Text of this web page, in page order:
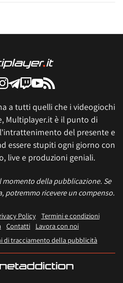
a tutti quelli che i videogiochi
Multiplayer.it è il punto di
del presente e
essere stupiti ogni giorno con
live e produzioni geniali.
momento della pubblicazione. Se
potremmo ricevere un compenso.
Policy
Termini e condizioni
Contatti
Lavora con noi
di tracciamento della pubblicità